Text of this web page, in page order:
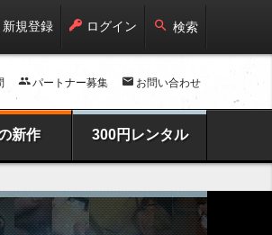
新規登録 ログイン 検索
パートナー募集 お問い合わせ
新作 300円レンタル